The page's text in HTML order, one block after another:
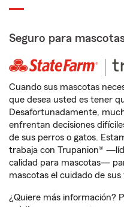
Seguro para
Cuando sus mascotas
que desea usted es tener
Desafortunadamente,
enfrentan decisiones
de sus perros o gatos.
trabaja con Trupanion®
calidad para mascotas—
mascotas el cuidado de
¿Quiere más información?